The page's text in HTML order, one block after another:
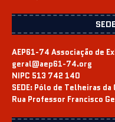
AEP61-74 Associação de
geral@aep61-74.org
NIPC 513 742 140
SEDE: Pólo de Telheiras da
Rua Professor Francisco